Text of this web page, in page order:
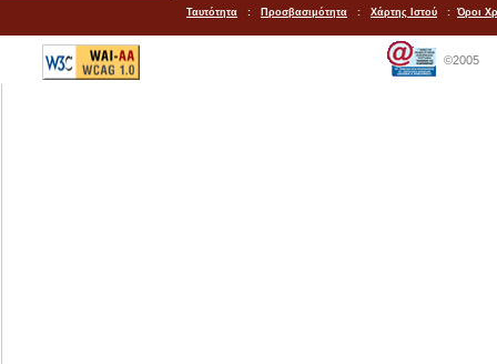
Ταυτότητα : Προσβασιμότητα : Χάρτης Ιστού : Όροι
©2005